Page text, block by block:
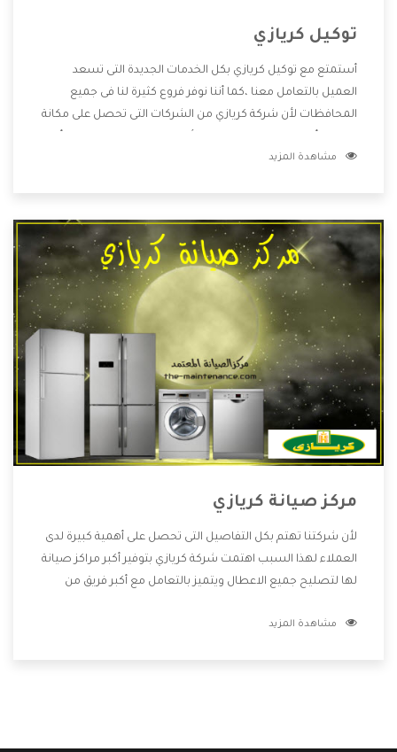
توكيل كريازي
أستمتع مع توكيل كريازي بكل الخدمات الجديدة التى تسعد
العميل بالتعامل معنا ،كما أننا نوفر فروع كثيرة لنا فى جميع
المحافظات لأن شركة كريازي من الشركات التى تحصل على مكانة
تهتم بالخدمات التى تكون بعد البيع معنا هتحصل على كل ما هو
مشاهدة المزيد
مركز صيانة كريازي
لأن شركتنا تهتم بكل التفاصيل التى تحصل على أهمية كبيرة لدى
العملاء لهذا السبب اهتمت شركة كريازي بتوفير أكبر مراكز صيانة
لها لتصليح جميع الاعطال ويتميز بالتعامل مع أكبر فريق من
وعلى عملاءنا الكرام .
مشاهدة المزيد